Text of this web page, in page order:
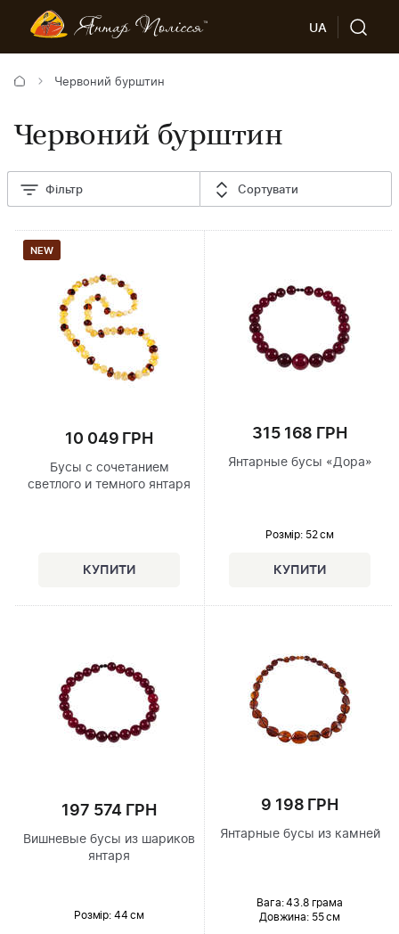
UA
Червоний бурштин
Червоний бурштин
Фільтр Сортувати
NEW
10 049 ГРН
Бусы с сочетанием
светлого и темного янтаря
315 168 ГРН
Янтарные бусы «Дора»
Розмір: 52 см
197 574 ГРН
Вишневые бусы из шариков
янтаря
Розмір: 44 см
9 198 ГРН
Янтарные бусы из камней
Вага: 43.8 грама
Довжина:55 см